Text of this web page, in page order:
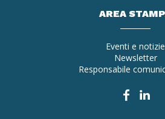
AREA
Eventi e notizie
Newsletter
Responsabile